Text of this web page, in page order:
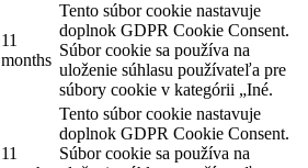
11
months
Tento súbor cookie nastavuje
doplnok GDPR Cookie Consent.
Súbor cookie sa používa na
uloženie súhlasu používateľa pre
súbory cookie v kategórii „Iné.
11
Tento súbor cookie nastavuje
doplnok GDPR Cookie Consent.
Súbor cookie sa používa na